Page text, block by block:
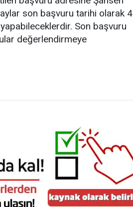
son başvuru tarihi olarak 4
Son başvuru
değerlendirmeye